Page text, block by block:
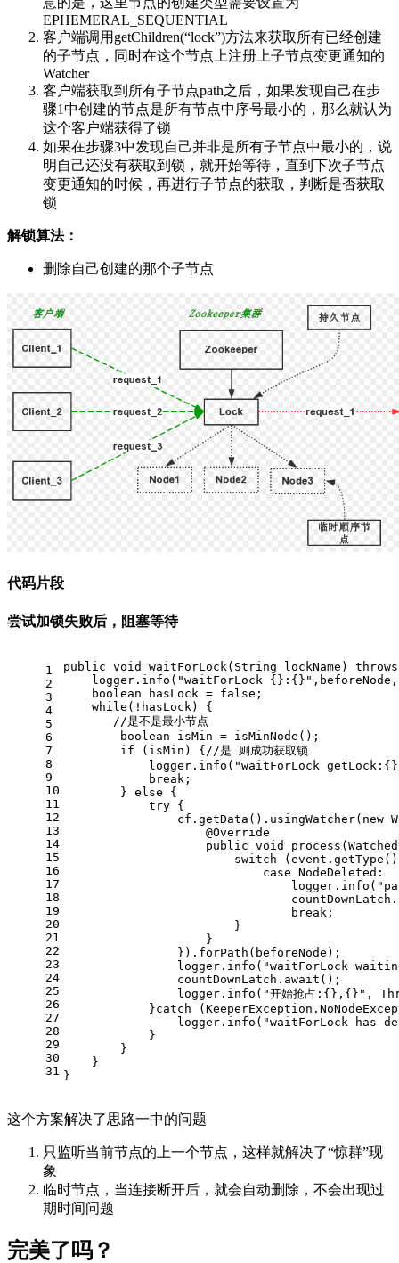
EPHEMERAL_SEQUENTIAL
客户端调用getChildren(“lock”)方法来获取所有已经创建
的子节点，同时在这个节点上注册上子节点变更通知的
Watcher
客户端获取到所有子节点path之后，如果发现自己在步
骤1中创建的节点是所有节点中序号最小的，那么就认为
这个客户端获得了锁
如果在步骤3中发现自己并非是所有子节点中最小的，说
明自己还没有获取到锁，就开始等待，直到下次子节点
变更通知的时候，再进行子节点的获取，判断是否获取
锁
解锁算法：
删除自己创建的那个子节点
代码片段
尝试加锁失败后，阻塞等待
1
2
3
4
5
6
7
8
9
10
11
12
13
14
15
16
17
18
19
20
21
22
23
24
25
26
27
28
29
30
31
public void waitForLock(String lockName)
logger.info("waitForLock
    boolean hasLock = false;
    while(!hasLock) {
       //是不是最小节点
        boolean isMin = isMinNode();
        if (isMin) {//是 则成功获取锁
logger.info("waitForLock
            break;
        } else {
            try {
cf.getData().usingWatcher(new
                    @Override
public void
switch
                            case NodeDeleted:
                                break;
                        }
                    }
                }).forPath(beforeNode);
logger.info("waitForLock
                countDownLatch.await();
logger.info("开始抢占:{},{}",
}catch
logger.info("waitForLock has
            }
        }
    }
}
这个方案解决了思路一中的问题
只监听当前节点的上一个节点，这样就解决了“惊群”现
象
临时节点，当连接断开后，就会自动删除，不会出现过
期时间问题
完美了吗？